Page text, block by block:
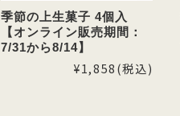
季節の上生菓子 4個入
【オンライン販売期間：
7/31から8/14】
¥1,858(税込)